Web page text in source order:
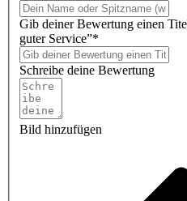
Gib deiner Bewertung einen
guter Service”*
Schreibe deine Bewertung
Bild hinzufügen